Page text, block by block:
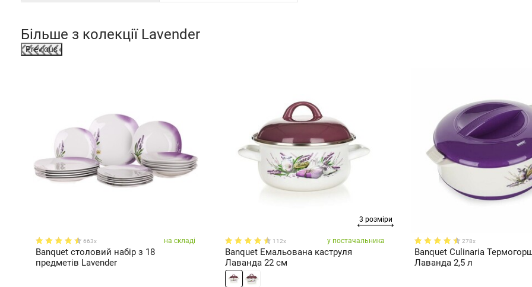
Більше з колекції Lavender
Previous
663x на складі
Banquet столовий набір з 18
предметів Lavender
3 розміри
112x у постачальника
Banquet Емальована каструля
Лаванда 22 см
278x
Banquet Culinaria
Лаванда 2,5 л